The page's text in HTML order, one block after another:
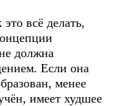
всё делать,
должна
Если она
менее
имеет худшее